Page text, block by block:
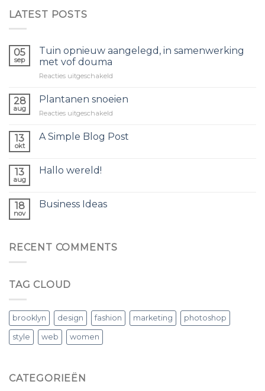
LATEST POSTS
05
sep
Tuin opnieuw aangelegd, in samenwerking
met vof douma
Reacties uitgeschakeld
opnieuw
met
28
aug
Plantanen snoeien
Reacties uitgeschakeld
snoeien
13
okt
A Simple Blog Post
13
aug
Hallo wereld!
18
nov
Business Ideas
RECENT COMMENTS
TAG CLOUD
brooklyn design fashion marketing photoshop
style web women
CATEGORIEËN